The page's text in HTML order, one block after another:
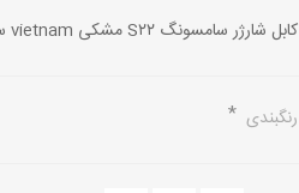
کابل شارژر سامسونگ S۲۲ مشکی vietnam سفید china
رنگبندی *